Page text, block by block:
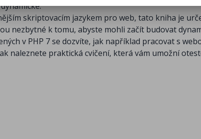
skriptovacím jazykem pro web, tato kniha je
nezbytné k tomu, abyste mohli začít budovat
v PHP 7 se dozvíte, jak například pracovat s
naleznete praktická cvičení, která vám umožní